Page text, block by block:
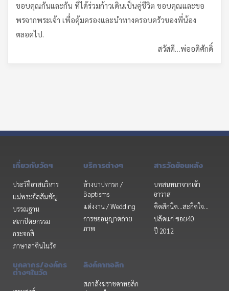
ขอบคุณกันและกัน ที่ได้ร่วมก้าวเดินเป็นคู่ชีวิต ขอบคุณและขอ
พรจากพระเจ้า เพื่อคุ้มครองและนำทางครอบครัวของพี่น้อง
ตลอดไป.
สวัสดี…พ่ออดิศักดิ์
เกี่ยวกับวัดฯ
ประวัติอาสนวิหาร
แม่พระอัสสัมชัญ
บรรณฐาน
สถาปัตยกรรม
กระจกสี
ภาษาลาตินในวัด
บริการต่างๆ
ล้างบาปทารก /
Baptisms
แต่งงาน / Wedding
การขออนุญาตถ่าย
ภาพ
สารวัดย้อนหลัง
บทสนทนาจากเจ้า
อาวาส
คิดสักนิด...สะกิดใจ...
ปลัดแก่ ซอย40
ปี 2012
บุคลากร/องค์กร
ต่างๆในวัด
ลิงค์คาทอลิก
สภาสังฆราชคาทอลิก